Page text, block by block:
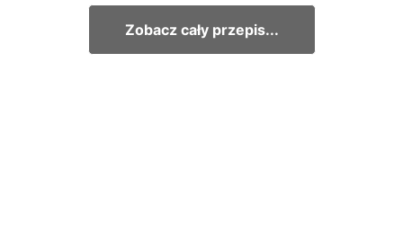
Zobacz cały przepis...